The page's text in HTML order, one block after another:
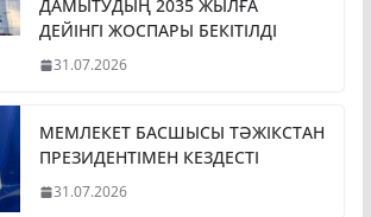
ДАМЫТУДЫҢ 2035 ЖЫЛҒА
ДЕЙІНГІ ЖОСПАРЫ БЕКІТІЛДІ
31.07.2026
МЕМЛЕКЕТ БАСШЫСЫ ТӘЖІКСТАН
ПРЕЗИДЕНТІМЕН КЕЗДЕСТІ
31.07.2026